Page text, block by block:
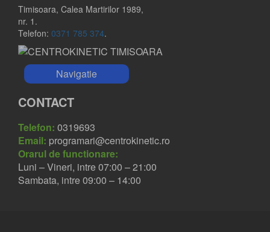
Timisoara, Calea Martirilor 1989,
nr. 1.
Telefon: 0371 785 374.
Navigatie
CONTACT
Telefon: 0319693
Email: programari@centrokinetic.ro
Orarul de functionare:
Luni – Vineri, intre 07:00 – 21:00
Sambata, intre 09:00 – 14:00